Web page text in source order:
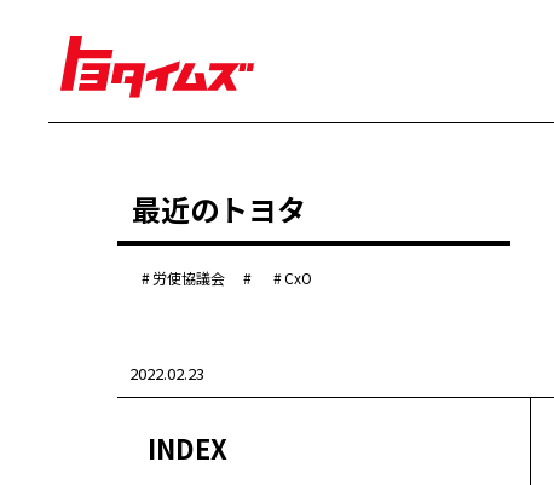
豊田章男 佐藤恒治 決算 株主総会
労使協議会
クルマ
最近のトヨタ
労使協議会 CxO
2022.02.23
INDEX